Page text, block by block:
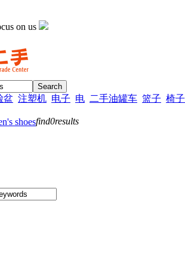
on us
盆 注塑机 电子 电 二手油罐车 篮子 椅
shoesfind0results